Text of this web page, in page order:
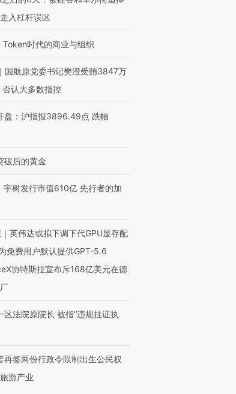
毒品
【商旅对话】华住集团
入杠杆误区
Token时代的商业与组织
国航原党委书记樊澄受贿3847万
认大多数指控
盘：沪指报3896.49点 跌幅
破后的黄金
宇树发行市值610亿 先行者的加
英伟达或拟下调下代GPU显存配
免费用户默认提供GPT-5.6
协特斯拉宣布斥168亿美元在德
区法院原院长 被指“违规挂证执
再签两份行政令限制出生公民权
游产业